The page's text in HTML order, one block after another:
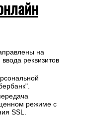
на
реквизитов
режиме с
SSL.